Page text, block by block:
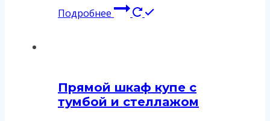
Подробнее
Прямой шкаф купе с
тумбой и стеллажом